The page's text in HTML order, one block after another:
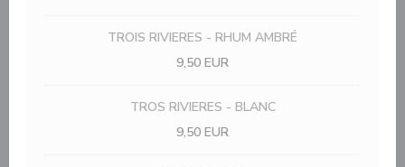
TROIS RIVIERES - RHUM AMBRÉ
9,50 EUR
TROS RIVIERES - BLANC
9,50 EUR